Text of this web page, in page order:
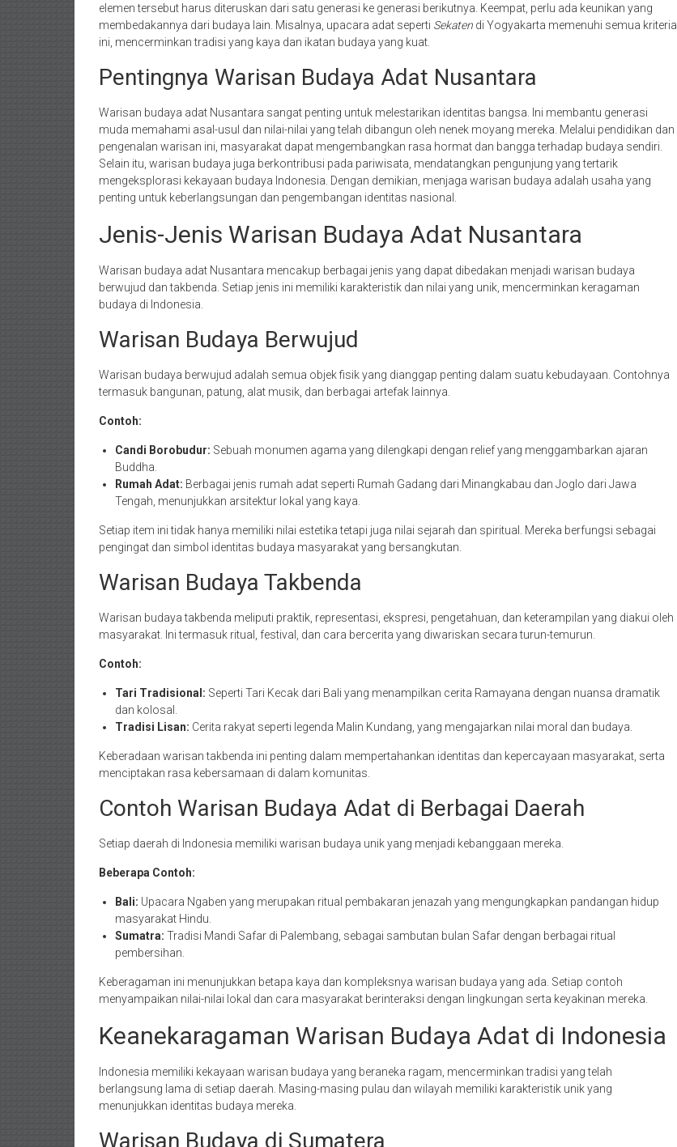
elemen tersebut harus diteruskan dari satu generasi ke generasi berikutnya. Keempat, perlu ada keunikan yang
membedakannya dari budaya lain. Misalnya, upacara adat seperti Sekaten di Yogyakarta memenuhi semua kriteria
ini, mencerminkan tradisi yang kaya dan ikatan budaya yang kuat.
Pentingnya Warisan Budaya Adat Nusantara
Warisan budaya adat Nusantara sangat penting untuk melestarikan identitas bangsa. Ini membantu generasi
muda memahami asal-usul dan nilai-nilai yang telah dibangun oleh nenek moyang mereka. Melalui pendidikan dan
pengenalan warisan ini, masyarakat dapat mengembangkan rasa hormat dan bangga terhadap budaya sendiri.
Selain itu, warisan budaya juga berkontribusi pada pariwisata, mendatangkan pengunjung yang tertarik
mengeksplorasi kekayaan budaya Indonesia. Dengan demikian, menjaga warisan budaya adalah usaha yang
penting untuk keberlangsungan dan pengembangan identitas nasional.
Jenis-Jenis Warisan Budaya Adat Nusantara
Warisan budaya adat Nusantara mencakup berbagai jenis yang dapat dibedakan menjadi warisan budaya
berwujud dan takbenda. Setiap jenis ini memiliki karakteristik dan nilai yang unik, mencerminkan keragaman
budaya di Indonesia.
Warisan Budaya Berwujud
Warisan budaya berwujud adalah semua objek fisik yang dianggap penting dalam suatu kebudayaan. Contohnya
termasuk bangunan, patung, alat musik, dan berbagai artefak lainnya.
Contoh:
Candi Borobudur: Sebuah monumen agama yang dilengkapi dengan relief yang menggambarkan ajaran
Buddha.
Rumah Adat: Berbagai jenis rumah adat seperti Rumah Gadang dari Minangkabau dan Joglo dari Jawa
Tengah, menunjukkan arsitektur lokal yang kaya.
Setiap item ini tidak hanya memiliki nilai estetika tetapi juga nilai sejarah dan spiritual. Mereka berfungsi sebagai
pengingat dan simbol identitas budaya masyarakat yang bersangkutan.
Warisan Budaya Takbenda
Warisan budaya takbenda meliputi praktik, representasi, ekspresi, pengetahuan, dan keterampilan yang diakui oleh
masyarakat. Ini termasuk ritual, festival, dan cara bercerita yang diwariskan secara turun-temurun.
Contoh:
Tari Tradisional: Seperti Tari Kecak dari Bali yang menampilkan cerita Ramayana dengan nuansa dramatik
dan kolosal.
Tradisi Lisan: Cerita rakyat seperti legenda Malin Kundang, yang mengajarkan nilai moral dan budaya.
Keberadaan warisan takbenda ini penting dalam mempertahankan identitas dan kepercayaan masyarakat, serta
menciptakan rasa kebersamaan di dalam komunitas.
Contoh Warisan Budaya Adat di Berbagai Daerah
Setiap daerah di Indonesia memiliki warisan budaya unik yang menjadi kebanggaan mereka.
Beberapa Contoh:
Bali: Upacara Ngaben yang merupakan ritual pembakaran jenazah yang mengungkapkan pandangan hidup
masyarakat Hindu.
Sumatra: Tradisi Mandi Safar di Palembang, sebagai sambutan bulan Safar dengan berbagai ritual
pembersihan.
Keberagaman ini menunjukkan betapa kaya dan kompleksnya warisan budaya yang ada. Setiap contoh
menyampaikan nilai-nilai lokal dan cara masyarakat berinteraksi dengan lingkungan serta keyakinan mereka.
Keanekaragaman Warisan Budaya Adat di Indonesia
Indonesia memiliki kekayaan warisan budaya yang beraneka ragam, mencerminkan tradisi yang telah
berlangsung lama di setiap daerah. Masing-masing pulau dan wilayah memiliki karakteristik unik yang
menunjukkan identitas budaya mereka.
Warisan Budaya di Sumatera